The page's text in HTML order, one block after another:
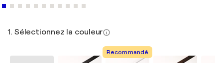
1. Sélectionnez la couleur
Recommandé